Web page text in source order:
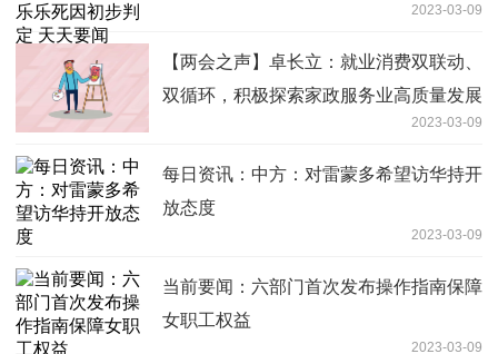
2023-03-09
【两会之声】卓长立：就业消费双联动、
双循环，积极探索家政服务业高质量发展
2023-03-09
每日资讯：中方：对雷蒙多希望访华持开
放态度
2023-03-09
当前要闻：六部门首次发布操作指南保障
女职工权益
2023-03-09